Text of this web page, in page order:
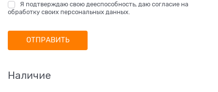
Я подтверждаю свою дееспособность, даю согласие на
обработку своих персональных данных.
Наличие